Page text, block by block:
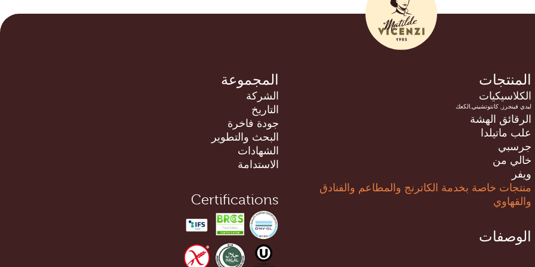
المنتجات
الكلاسيكيات
الرقائق الهشة
علب ماتيلدا
جرسبي
خالي من
ويفر
منتجات خاصة بخدمة الكاترنج والمطاعم والفنادق
والقهاوي
الوصفات
المجموعة
الشركة
التاريخ
جودة فاخرة
البحث والتطوير
الشهادات
الاستدامة
Certifications